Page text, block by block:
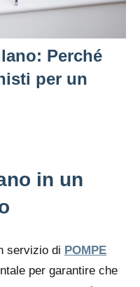
Perché
per un
in un
servizio di POMPE
per garantire che